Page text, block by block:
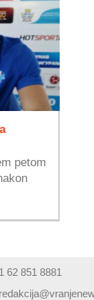
petom
62 851 8881